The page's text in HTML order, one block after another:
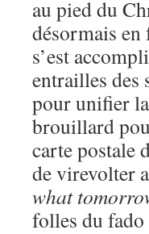
au pied du
désormais
s’est
entrailles des
pour unifier
brouillard
carte postale
de virevolter
what
folles du fado